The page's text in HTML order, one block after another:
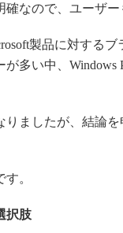
なので、ユーザー
製品に対するブ
多い中、
ましたが、結論を
。
択肢